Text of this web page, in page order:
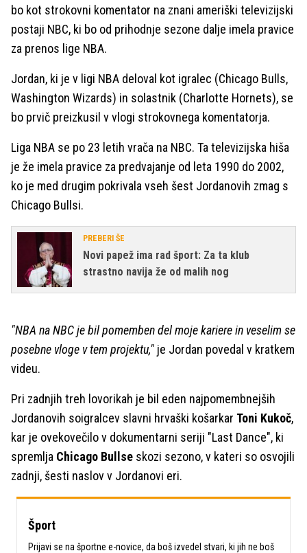
bo kot strokovni komentator na znani ameriški televizijski
postaji NBC, ki bo od prihodnje sezone dalje imela pravice
za prenos lige NBA.
Jordan, ki je v ligi NBA deloval kot igralec (Chicago Bulls,
Washington Wizards) in solastnik (Charlotte Hornets), se
bo prvič preizkusil v vlogi strokovnega komentatorja.
Liga NBA se po 23 letih vrača na NBC. Ta televizijska hiša
je že imela pravice za predvajanje od leta 1990 do 2002,
ko je med drugim pokrivala vseh šest Jordanovih zmag s
Chicago Bullsi.
PREBERI ŠE
Novi papež ima rad šport: Za ta klub
strastno navija že od malih nog
"NBA na NBC je bil pomemben del moje kariere in veselim se
posebne vloge v tem projektu," je Jordan povedal v kratkem
videu.
Pri zadnjih treh lovorikah je bil eden najpomembnejših
Jordanovih soigralcev slavni hrvaški košarkar Toni Kukoč,
kar je ovekovečilo v dokumentarni seriji "Last Dance", ki
spremlja Chicago Bullse skozi sezono, v kateri so osvojili
zadnji, šesti naslov v Jordanovi eri.
Šport
Prijavi se na športne e-novice, da boš izvedel stvari, ki jih ne boš